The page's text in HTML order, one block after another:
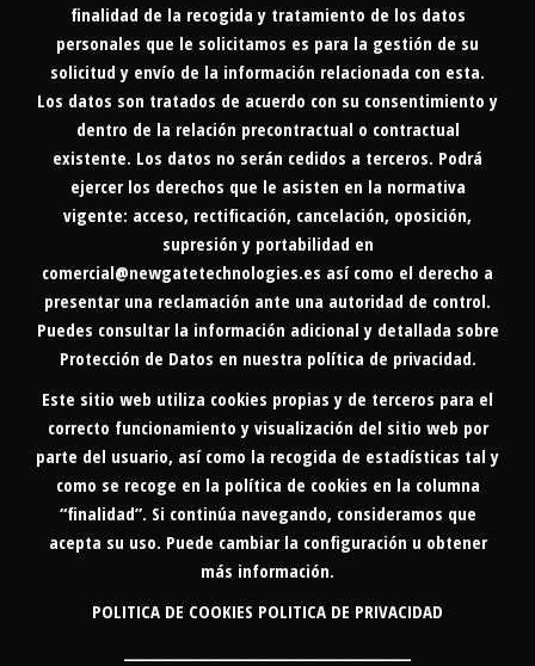
finalidad de la recogida y tratamiento de los datos
personales que le solicitamos es para la gestión de su
solicitud y envío de la información relacionada con esta.
Los datos son tratados de acuerdo con su consentimiento y
dentro de la relación precontractual o contractual
existente. Los datos no serán cedidos a terceros. Podrá
ejercer los derechos que le asisten en la normativa
vigente: acceso, rectificación, cancelación, oposición,
supresión y portabilidad en
comercial@newgatetechnologies.es así como el derecho a
presentar una reclamación ante una autoridad de control.
Puedes consultar la información adicional y detallada sobre
Protección de Datos en nuestra política de privacidad.
Este sitio web utiliza cookies propias y de terceros para el
correcto funcionamiento y visualización del sitio web por
parte del usuario, así como la recogida de estadísticas tal y
como se recoge en la política de cookies en la columna
“finalidad”. Si continúa navegando, consideramos que
acepta su uso. Puede cambiar la configuración u obtener
más información.
POLITICA DE COOKIES POLITICA DE PRIVACIDAD